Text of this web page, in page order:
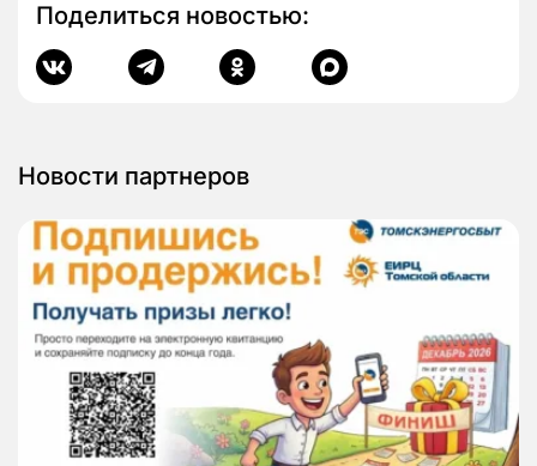
Поделиться новостью:
Новости партнеров